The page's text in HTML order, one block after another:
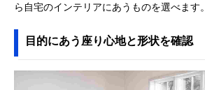
ら自宅のインテリアにあうものを選べます。
目的にあう座り心地と形状を確認